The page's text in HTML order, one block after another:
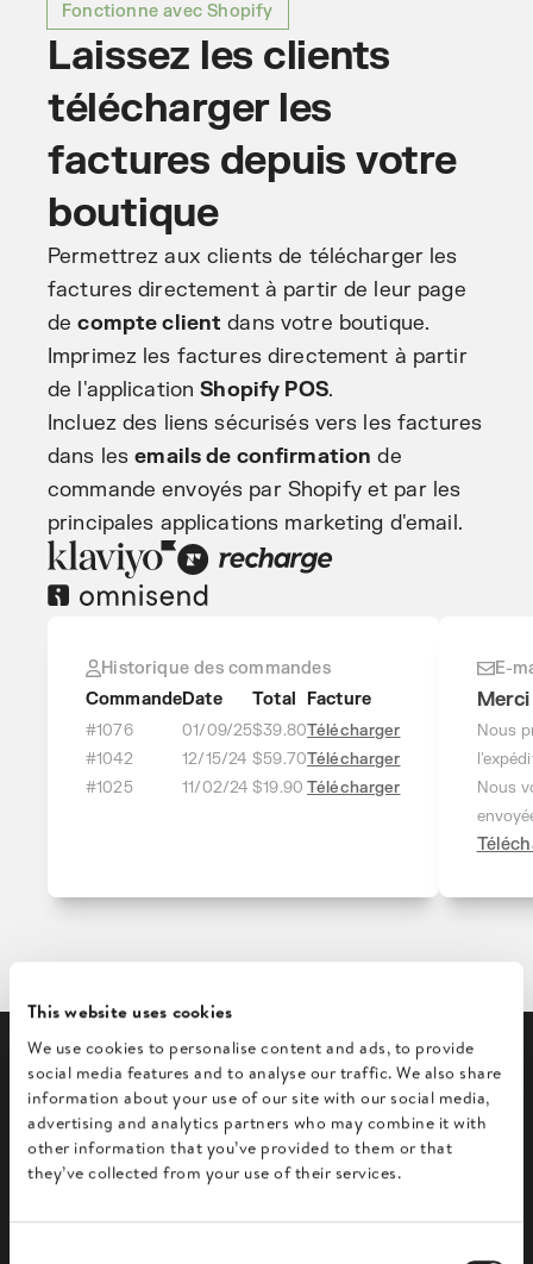
This website uses cookies
We use cookies to personalise content and ads, to provide
social media features and to analyse our traffic. We also share
information about your use of our site with our social media,
advertising and analytics partners who may combine it with
other information that you’ve provided to them or that
they’ve collected from your use of their services.
Fonctionne avec Shopify
Laissez les clients
télécharger les
factures depuis votre
boutique
Permettrez aux clients de télécharger les
factures directement à partir de leur page
decompte client dans votre boutique.
Imprimez les factures directement à partir
de l'applicationShopify POS.
Incluez des liens sécurisés vers les factures
dans lesemails de confirmation de
commande envoyés par Shopify et par les
principales applications marketing d'email.
Historique des commandes
Commande
#1076
#1042
#1025
Date
01/09/25
12/15/24
11/02/24
Total
$39.80
$59.70
$19.90
Facture
Télécharger
Télécharger
Télécharger
E-
Nous
Nous
Des flux de travail